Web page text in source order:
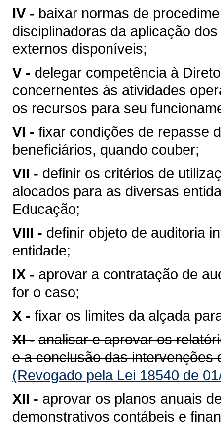
IV - baixar normas de
disciplinadoras da aplicação
externos disponíveis;
V - delegar competência à
concernentes às atividades
os recursos para seu
VI - fixar condições de repasse
beneficiários, quando couber;
VII - definir os critérios de
alocados para as diversas
Educação;
VIII - definir objeto de auditoria
entidade;
IX - aprovar a contratação de
for o caso;
X - fixar os limites da alçada
XI - analisar e aprovar os
e a conclusão das intervenções
(Revogado pela Lei 18540 de
XII - aprovar os planos anuais
demonstrativos contábeis e